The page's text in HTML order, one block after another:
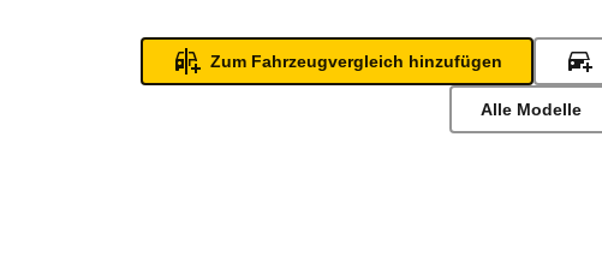
Zum Fahrzeugvergleich hinzufügen
Alle Modelle